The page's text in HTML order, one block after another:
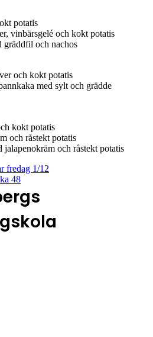
potatis
vinbärsgelé och kokt potatis
gräddfil och nachos
och kokt potatis
med sylt och grädde
kokt potatis
och råstekt potatis
och råstekt potatis
fredag 1/12
48